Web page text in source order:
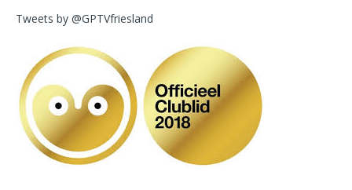
Tweets by @GPTVfriesland